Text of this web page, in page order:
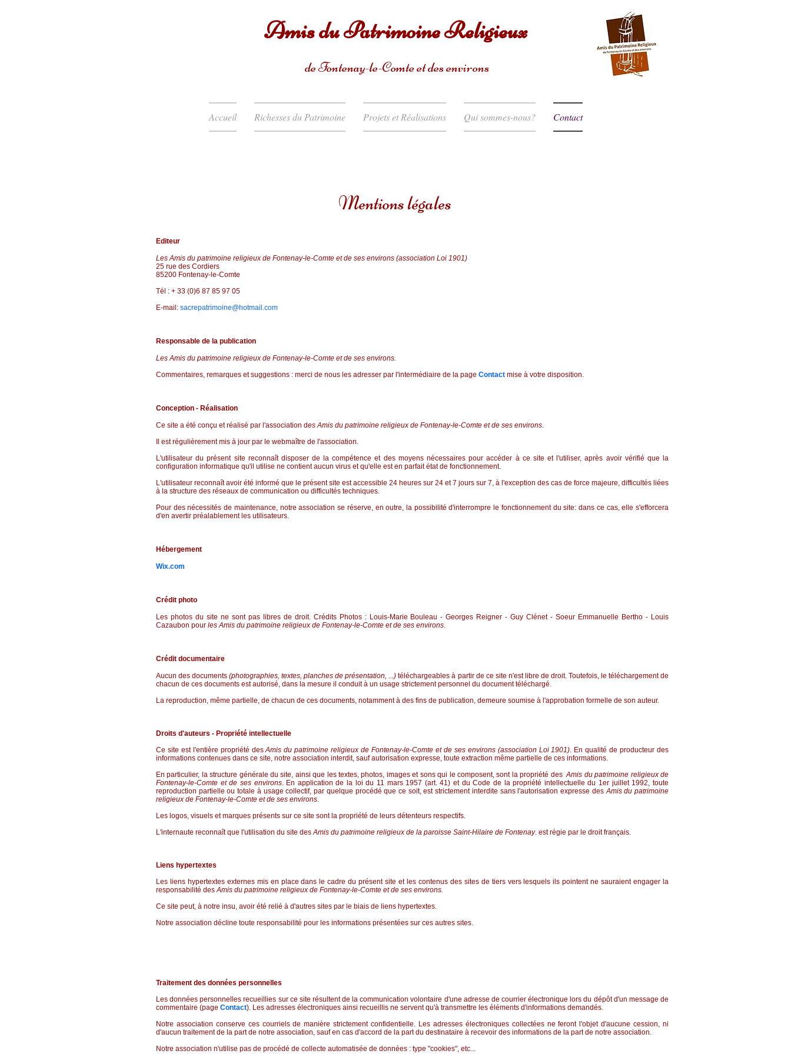
Amis duPatrimoine Religieux
deFontenay-le-Comte et des environs
Accueil Richesses du Patrimoine Projets et Réalisations Qui sommes-nous? Contact
Mentions légales
Editeur
Les Amis du patrimoine religieux de Fontenay-le-Comte et de ses environs (association Loi 1901)
25 rue des Cordiers
85200 Fontenay-le-Comte
Tél : + 33 (0)6 87 85 97 05
E-mail: sacrepatrimoine@hotmail.com
Responsable de la publication
Les Amis du patrimoine religieux de Fontenay-le-Comte et de ses environs.
Commentaires, remarques et suggestions : merci de nous les adresser par l'intermédiaire de la page Contact mise à votre disposition.
Conception - Réalisation
Ce site a été conçu et réalisé par l'association des Amis du patrimoine religieux de Fontenay-le-Comte et de ses environs.
Il est régulièrement mis à jour par le webmaître de l'association.
L'utilisateur du présent site reconnaît disposer de la compétence et des moyens nécessaires pour accéder à ce site et l'utiliser, après avoir vérifié que la
configuration informatique qu'il utilise ne contient aucun virus et qu'elle est en parfait état de fonctionnement.
L'utilisateur reconnaît avoir été informé que le présent site est accessible 24 heures sur 24 et 7 jours sur 7, à l'exception des cas de force majeure, difficultés liées
à la structure des réseaux de communication ou difficultés techniques.
Pour des nécessités de maintenance, notre association se réserve, en outre, la possibilité d'interrompre le fonctionnement du site: dans ce cas, elle s'efforcera
d'en avertir préalablement les utilisateurs.
Hébergement
Wix.com
Crédit photo
Les photos du site ne sont pas libres de droit. Crédits Photos : Louis-Marie Bouleau - Georges Reigner - Guy Clénet - Soeur Emmanuelle Bertho - Louis
Cazaubon pour les Amis du patrimoine religieux de Fontenay-le-Comte et de ses environs.
Crédit documentaire
Aucun des documents(photographies, textes, planches de présentation, ...) téléchargeablesà partir de ce site n'est libre de droit. Toutefois, le téléchargement de
chacun de ces documents est autorisé, dans la mesure il conduit à un usage strictement personnel du document téléchargé.
La reproduction, même partielle, de chacun de ces documents, notamment à des fins de publication, demeure soumise à l'approbation formelle de son auteur.
Droits d'auteurs - Propriété intellectuelle
Ce site est l'entière propriété desAmis du patrimoine religieux de Fontenay-le-Comte et de ses environs (association Loi 1901). En qualité de producteur des
informations contenues dans ce site, notre association interdit, sauf autorisation expresse, toute extraction même partielle de ces informations.
En particulier, la structure générale du site, ainsi que les textes, photos, images et sons qui le composent, sont la propriété desAmis du patrimoine religieux de
Fontenay-le-Comte et de ses environs.En application de la loi du 11 mars 1957 (art. 41) et du Code de la propriété intellectuelle du 1er juillet 1992, toute
reproduction partielle ou totale à usage collectif, par quelque procédé que ce soit, est strictement interdite sans l'autorisation expresse desAmis du patrimoine
religieux de Fontenay-le-Comte et de ses environs.
Les logos, visuels et marques présents sur ce site sont la propriété de leurs détenteurs respectifs.
L'internaute reconnaît que l'utilisation du site desAmis du patrimoine religieux de la paroisse Saint-Hilaire de Fontenay. est régie par le droit français.
Liens hypertextes
Les liens hypertextes externes mis en place dans le cadre du présent site et les contenus des sites de tiers vers lesquels ils pointent ne sauraient engager la
responsabilité desAmis du patrimoine religieux de Fontenay-le-Comte et de ses environs.
Ce site peut, à notre insu, avoir été relié à d'autres sites par le biais de liens hypertextes.
Notre association décline toute responsabilité pour les informations présentées sur ces autres sites.
Traitement des données personnelles
Les données personnelles recueillies sur ce site résultent de la communication volontaire d'une adresse de courrier électronique lors du dépôt d'un message de
commentaire (page Contact). Les adresses électroniques ainsi recueillis ne servent qu'à transmettre les éléments d'informations demandés.
Notre association conserve ces courriels de manière strictement confidentielle. Les adresses électroniques collectées ne feront l'objet d'aucune cession, ni
d'aucun traitement de la part de notre association, sauf en cas d'accord de la part du destinataire à recevoir des informations de la part de notre association.
Notre association n'utilise pas de procédé de collecte automatisée de données : type "cookies", etc...